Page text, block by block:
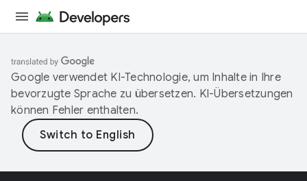
Google verwendet KI-Technologie, um Inhalte in Ihre
bevorzugte Sprache zu übersetzen. KI-Übersetzungen
können Fehler enthalten.